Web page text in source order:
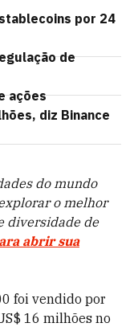
por 24
de
ações
diz Binance
do mundo
o melhor
diversidade de
abrir sua
foi vendido por
16 milhões no